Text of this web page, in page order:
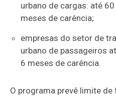
urbano de cargas: até
meses de carência;
empresas do setor de
urbano de passageiros
6 meses de carência.
O programa prevê limite